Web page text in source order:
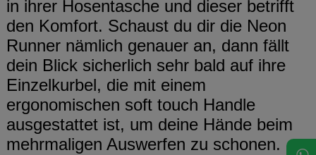
in ihrer Hosentasche und dieser betrifft
den Komfort. Schaust du dir die Neon
Runner nämlich genauer an, dann fällt
dein Blick sicherlich sehr bald auf ihre
Einzelkurbel, die mit einem
ergonomischen soft touch Handle
ausgestattet ist, um deine Hände beim
mehrmaligen Auswerfen zu schonen.